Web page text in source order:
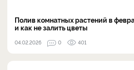
Полив комнатных растений в
и как не залить цветы
04.02.2026 0 401